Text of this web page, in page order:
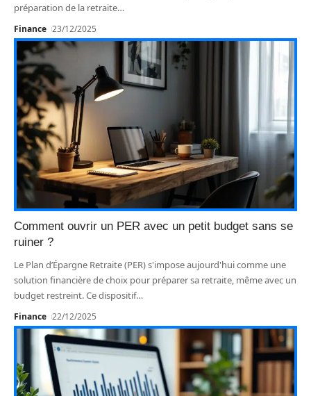
préparation de la retraite…
Finance 23/12/2025
Comment ouvrir un PER avec un petit budget sans se
ruiner ?
Le Plan d’Épargne Retraite (PER) s'impose aujourd'hui comme une
solution financière de choix pour préparer sa retraite, même avec un
budget restreint. Ce dispositif…
Finance 22/12/2025